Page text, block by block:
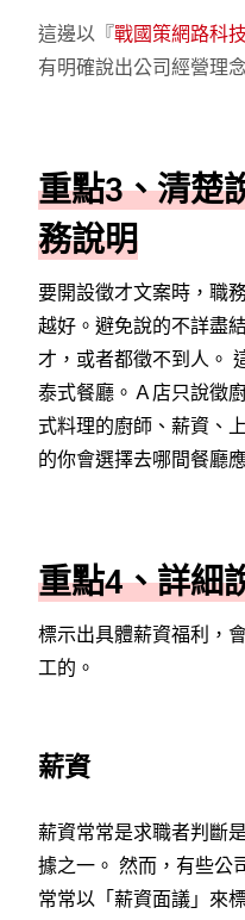
這邊以『戰國策網路科
有明確說出公司經營理
重點3、清楚
務說明
要開設徵才文案時，職
越好。避免說的不詳盡
才，或者都徵不到人。
泰式餐廳。Ａ店只說徵
式料理的廚師、薪資、
的你會選擇去哪間餐廳
重點4、詳細
標示出具體薪資福利，
工的。
薪資
薪資常常是求職者判斷
據之一。 然而，有些公
常常以「薪資面議」來